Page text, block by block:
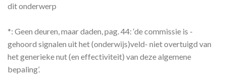
dit onderwerp
*: Geen deuren, maar daden, pag. 44: ‘de commissie is -
gehoord signalen uit het (onderwijs)veld- niet overtuigd van
het generieke nut (en effectiviteit) van deze algemene
bepaling’.